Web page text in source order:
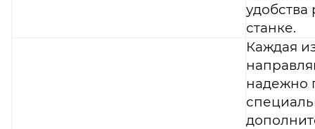
удобства
станке.
Каждая
надежно